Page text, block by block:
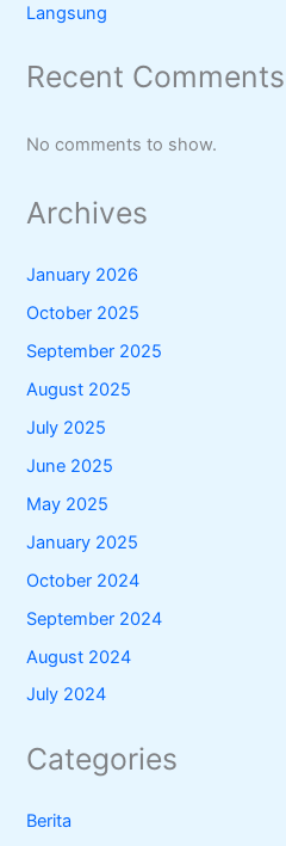
Langsung
Recent Comments
No comments to show.
Archives
January 2026
October 2025
September 2025
August 2025
July 2025
June 2025
May 2025
January 2025
October 2024
September 2024
August 2024
July 2024
Categories
Berita